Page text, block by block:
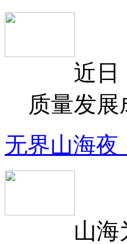
近日，
质量发
无界山海
山海为